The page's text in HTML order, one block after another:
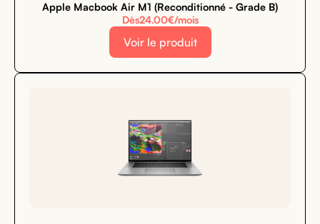
Apple Macbook Air M1 (Reconditionné - Grade B)
Dès24.00€/mois
Voir le produit